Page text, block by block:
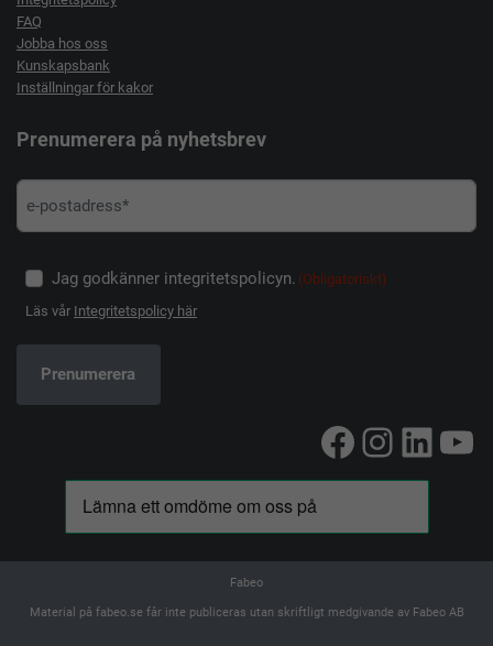
FAQ
Jobba hos oss
Kunskapsbank
Inställningar för kakor
Prenumerera på nyhetsbrev
Jag godkänner integritetspolicyn. (Obligatoriskt)
Läs vår Integritetspolicy här
Facebook
Fabeo
Material på fabeo.se får inte publiceras utan skriftligt medgivande av Fabeo AB